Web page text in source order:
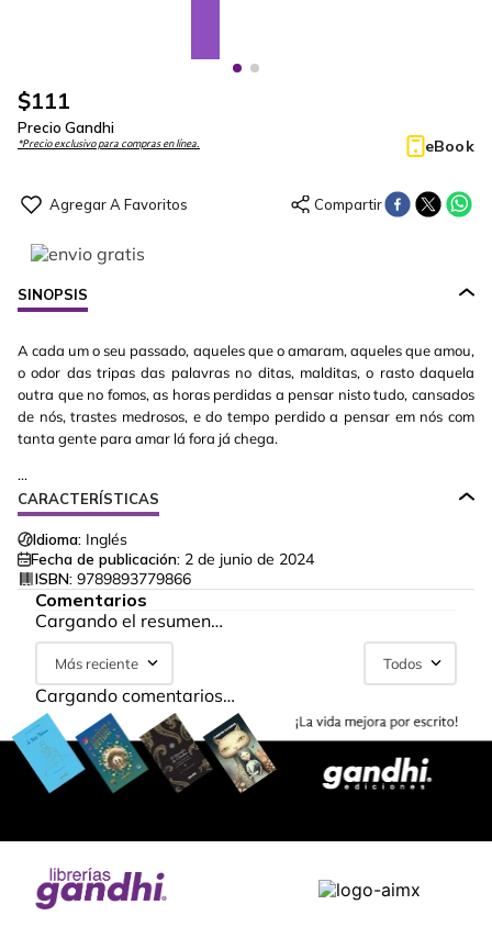
$111
Precio Gandhi
*Precio exclusivo para compras en línea. eBook
SINOPSIS
A cada um o seu passado, aqueles que o amaram, aqueles que amou,
o odor das tripas das palavras no ditas, malditas, o rasto daquela
outra que no fomos, as horas perdidas a pensar nisto tudo, cansados
de nós, trastes medrosos, e do tempo perdido a pensar em nós com
tanta gente para amar lá fora já chega.
...
CARACTERÍSTICAS
Idioma: Inglés
Fecha de publicación: 2 de junio de 2024
ISBN: 9789893779866
Comentarios
Cargando el resumen…
Más reciente Todos
Cargando comentarios…